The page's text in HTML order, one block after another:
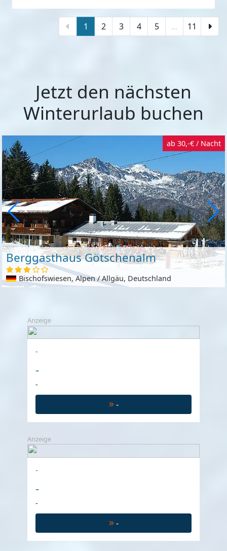
1 2 3 4 5 ... 11
Jetzt den nächsten
Winterurlaub buchen
ab 30,-€ / Nacht
Berggasthaus Götschenalm
Bischofswiesen, Alpen / Allgäu, Deutschland
Anzeige
-
-
-
-
Anzeige
-
-
-
-